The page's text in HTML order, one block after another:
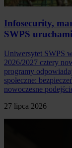
Infosecurity,
SWPS
Uniwersytet SWPS
2026/2027 cztery
programy
społeczne:
nowoczesne
27 lipca 2026